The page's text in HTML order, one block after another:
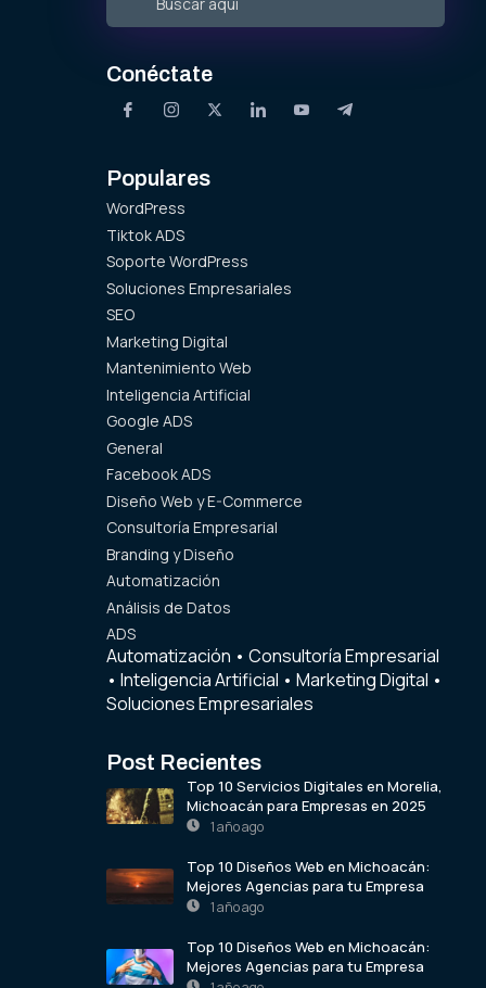
Conéctate
Populares
WordPress
Tiktok ADS
Soporte WordPress
Soluciones Empresariales
SEO
Marketing Digital
Mantenimiento Web
Inteligencia Artificial
Google ADS
General
Facebook ADS
Diseño Web y E-Commerce
Consultoría Empresarial
Branding y Diseño
Automatización
Análisis de Datos
ADS
Automatización • Consultoría Empresarial
• Inteligencia Artificial • Marketing Digital •
Soluciones Empresariales
Post Recientes
Top 10 Servicios Digitales en Morelia,
Michoacán para Empresas en 2025
1 año ago
Top 10 Diseños Web en Michoacán:
Mejores Agencias para tu Empresa
1 año ago
Top 10 Diseños Web en Michoacán:
Mejores Agencias para tu Empresa